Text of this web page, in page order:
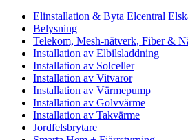
Elinstallation & Byta Elcentral
Belysning
Telekom, Mesh-nätverk, Fiber &
Installation av Elbilsladdning
Installation av Solceller
Installation av Vitvaror
Installation av Värmepump
Installation av Golvvärme
Installation av Takvärme
Jordfelsbrytare